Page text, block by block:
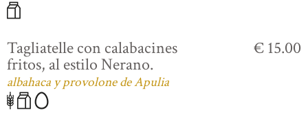
Tagliatelle con calabacines
fritos, al estilo Nerano.
albahaca y provolone de Apulia
€ 15.00